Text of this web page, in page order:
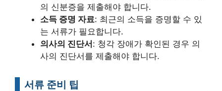
의 신분증을 제출해야 합니다.
소득 증명 자료: 최근의 소득을 증명할 수 있
는 서류가 필요합니다.
의사의 진단서: 청각 장애가 확인된 경우 의
사의 진단서를 제출해야 합니다.
서류 준비 팁